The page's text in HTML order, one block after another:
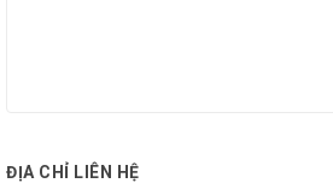
ĐỊA CHỈ LIÊN HỆ